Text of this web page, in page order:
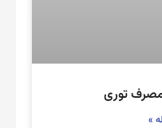
توری
»